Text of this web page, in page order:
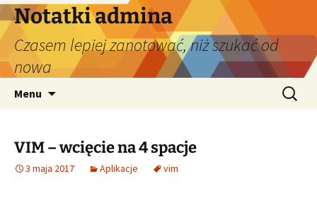
Przejdź
do
treści
Notatki admina
Czasem lepiej zanotować, niż szukać od
nowa
Menu Szukaj:
VIM – wcięcie na 4 spacje
3 maja 2017 Aplikacje vim